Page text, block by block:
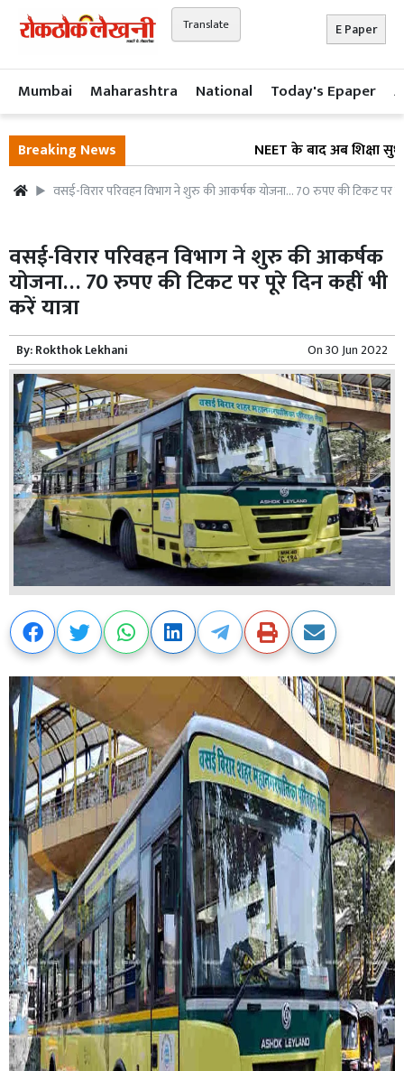
Translate E Paper
Mumbai Maharashtra National Today's Epaper
Breaking News NEET के बाद अब शिक्षा
वसई-विरार परिवहन विभाग ने शुरु की आकर्षक योजना… 70 रुपए की टिकट पर पूरे
वसई-विरार परिवहन विभाग ने शुरु की आकर्षक
योजना… 70 रुपए की टिकट पर पूरे दिन कहीं भी
करें यात्रा
By:Rokthok Lekhani On30 Jun 2022